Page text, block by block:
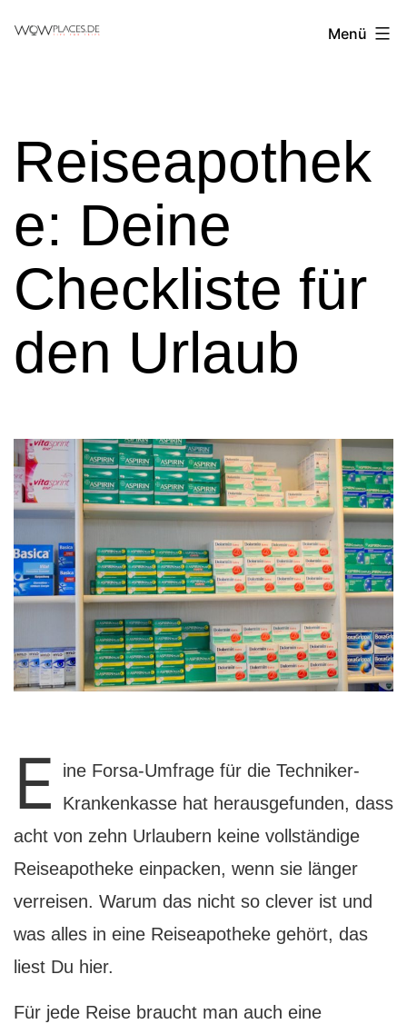
Reiseblog
Menü
Reiseapothek
e: Deine
Checkliste für
den Urlaub
E
ine Forsa-Umfrage für die Techniker-
Krankenkasse hat herausgefunden, dass
acht von zehn Urlaubern keine vollständige
Reiseapotheke einpacken, wenn sie länger
verreisen. Warum das nicht so clever ist und
was alles in eine Reiseapotheke gehört, das
liest Du hier.
Für jede Reise braucht man auch eine